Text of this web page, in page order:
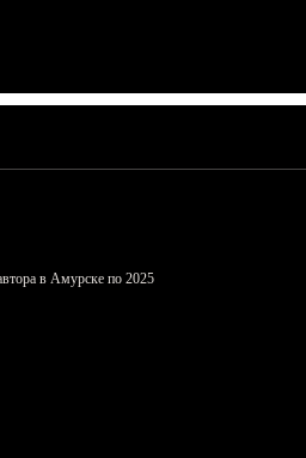
в Амурске по 2025